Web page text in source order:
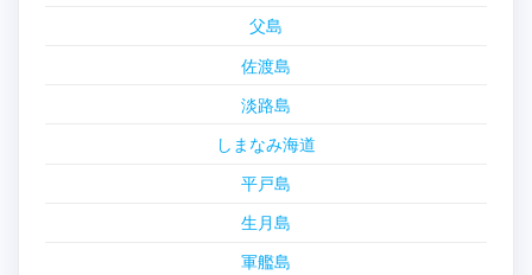
父島
佐渡島
淡路島
しまなみ海道
平戸島
生月島
軍艦島